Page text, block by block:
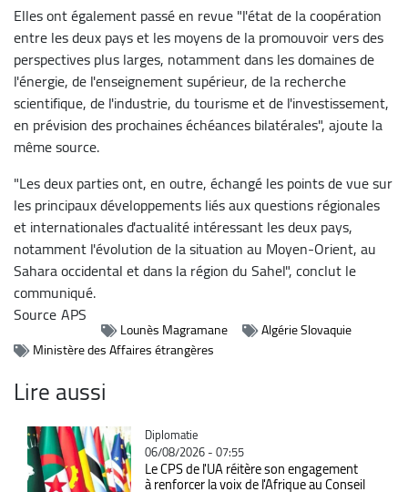
Elles ont également passé en revue "l'état de la coopération
entre les deux pays et les moyens de la promouvoir vers des
perspectives plus larges, notamment dans les domaines de
l'énergie, de l'enseignement supérieur, de la recherche
scientifique, de l'industrie, du tourisme et de l'investissement,
en prévision des prochaines échéances bilatérales", ajoute la
même source.
"Les deux parties ont, en outre, échangé les points de vue sur
les principaux développements liés aux questions régionales
et internationales d'actualité intéressant les deux pays,
notamment l'évolution de la situation au Moyen-Orient, au
Sahara occidental et dans la région du Sahel", conclut le
communiqué.
SourceAPS
Lounès Magramane
Algérie Slovaquie
Ministère des Affaires étrangères
Lire aussi
Catégorie
Diplomatie
06/08/2026 - 07:55
Le CPS de l'UA réitère son engagement
à renforcer la voix de l'Afrique au Conseil